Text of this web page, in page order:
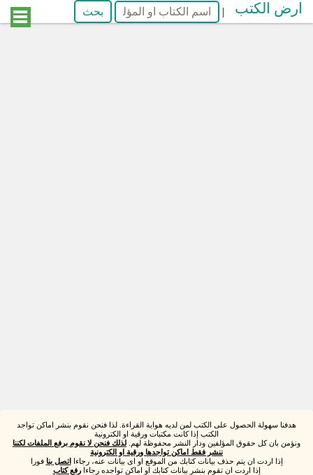
ارض الكتب |
هدفنا سهولة الحصول على الكتب لمن لديه هواية القراءة. لذا فنحن نقوم بنشر اماكن تواجد
الكتب إذا كانت مكتبات ورقية او الكترونية
ونؤمن بان كل حقوق المؤلفين ودار النشر محفوظة لهم. لذلك فنحن لا نقوم برفع الملفات لكننا
ننشر فقط اماكن تواجدها ورقية او الكترونية
إذا اردت ان يتم حذف بيانات كتابك من الموقع او اى بيانات عنه، رجاءااتصل بنا فورا
إذا اردت ان تقوم بنشر بيانات كتابك او اماكن تواجده رجاءارفع كتاب